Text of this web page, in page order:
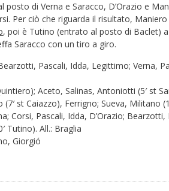
di Verna e Saracco, D’Orazio e
Per ciò che riguarda il risultato,
, poi è Tutino (entrato al posto di Baclet)
Saracco con un tiro a giro.
Pascali, Idda, Legittimo; Verna,
Aceto, Salinas, Antoniotti (5′ st
st Caiazzo), Ferrigno; Sueva, Militano
Corsi, Pascali, Idda, D’Orazio; Bearzotti,
Tutino). All.: Braglia
Giorgió